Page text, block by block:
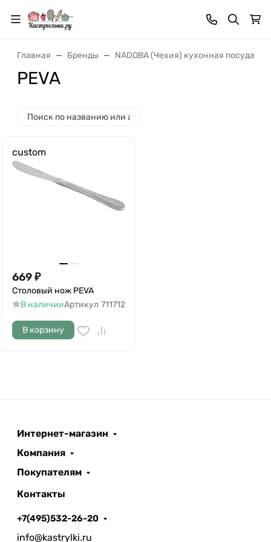
Главная Бренды NADOBA (Чехия) кухонная посуда и
PEVA
custom
669₽
Столовый нож PEVA
В наличииАртикул 711712
В корзину
Интернет-магазин
Компания
Покупателям
Контакты
+7(495)532-26-20
info@kastrylki.ru